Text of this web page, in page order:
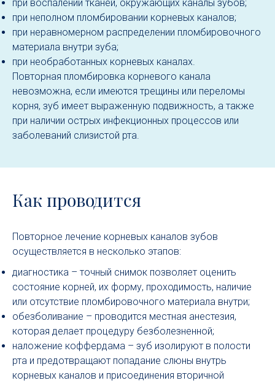
при воспалении тканей, окружающих каналы зубов;
при неполном пломбировании корневых каналов;
при неравномерном распределении пломбировочного
материала внутри зуба;
при необработанных корневых каналах.
Повторная пломбировка корневого канала
невозможна, если имеются трещины или переломы
корня, зуб имеет выраженную подвижность, а также
при наличии острых инфекционных процессов или
заболеваний слизистой рта.
Как проводится
Повторное лечение корневых каналов зубов
осуществляется в несколько этапов:
диагностика – точный снимок позволяет оценить
состояние корней, их форму, проходимость, наличие
или отсутствие пломбировочного материала внутри;
обезболивание – проводится местная анестезия,
которая делает процедуру безболезненной;
наложение коффердама – зуб изолируют в полости
рта и предотвращают попадание слюны внутрь
корневых каналов и присоединения вторичной